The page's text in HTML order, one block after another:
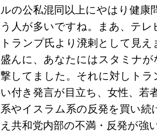
ルの公私混同以上にやはり健康
う人が多いですね。まあ、テ
トランプ氏より溌剌として見
盛んに、あなたにはスタミナ
撃してました。それに対しト
い付き発言が目立ち、女性、若
系やイスラム系の反発を買い
え共和党内部の不満・反発が強